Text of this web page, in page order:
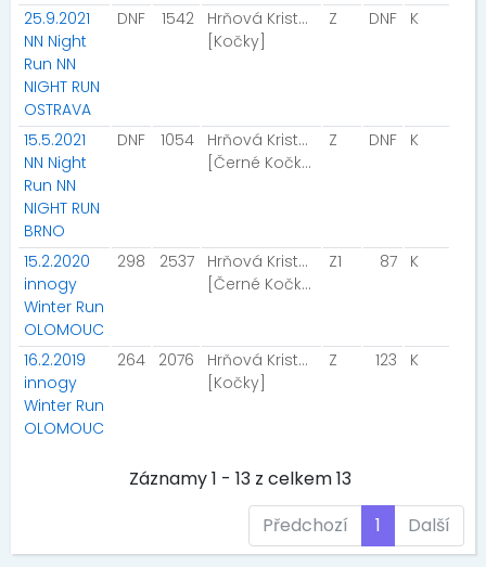
25.9.2021
NN Night
Run NN
NIGHT RUN
OSTRAVA
DNF 1542
Hrňová Kristýna
[Kočky]
Z DNF K
15.5.2021
NN Night
Run NN
NIGHT RUN
BRNO
DNF 1054
Hrňová Kristýna
[Černé Kočky ]
Z DNF K
15.2.2020
innogy
Winter Run
OLOMOUC
298 2537
Hrňová Kristýna
[Černé Kočky ]
Z1 87 K
16.2.2019
innogy
Winter Run
OLOMOUC
264 2076
Hrňová Kristýna
[Kočky]
Z 123 K
Záznamy 1 - 13 z celkem 13
Předchozí
1 Další